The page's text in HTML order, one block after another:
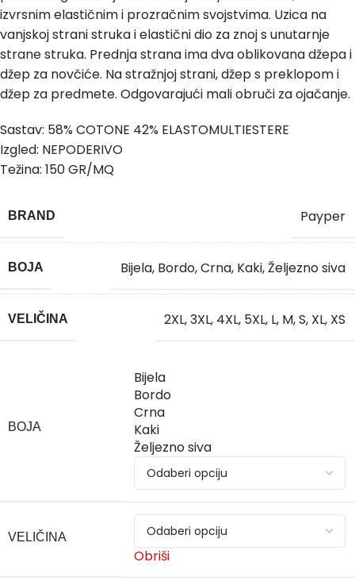
izvrsnim elastičnim i prozračnim svojstvima. Uzica na
vanjskoj strani struka i elastični dio za znoj s unutarnje
strane struka. Prednja strana ima dva oblikovana džepa i
džep za novčiće. Na stražnjoj strani, džep s preklopom i
džep za predmete. Odgovarajući mali obruči za ojačanje.
Sastav: 58% COTONE 42% ELASTOMULTIESTERE
Izgled: NEPODERIVO
Težina: 150 GR/MQ
BRAND Payper
BOJA Bijela, Bordo,Crna, Kaki,Željezno siva
VELIČINA 2XL,3XL, 4XL, 5XL, L, M,S, XL, XS
BOJA
Bijela
Bordo
Crna
Kaki
Željezno siva
VELIČINA
Obriši